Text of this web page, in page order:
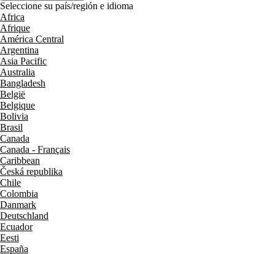
Seleccione su país/región e idioma
Africa
Afrique
América Central
Argentina
Asia Pacific
Australia
Bangladesh
België
Belgique
Bolivia
Brasil
Canada
Canada - Français
Caribbean
Česká republika
Chile
Colombia
Danmark
Deutschland
Ecuador
Eesti
España